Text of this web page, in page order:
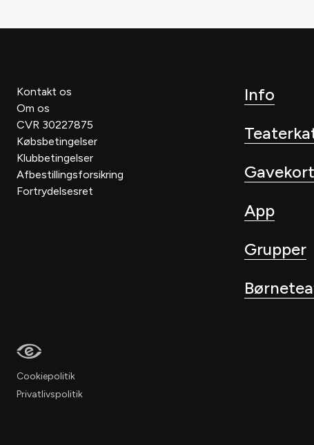
Kontakt os
Om os
CVR 30227875
Købsbetingelser
Klubbetingelser
Afbestillingsforsikring
Fortrydelsesret
Info
Gavekort
App
Grupper
Cookiepolitik
Privatlivspolitik